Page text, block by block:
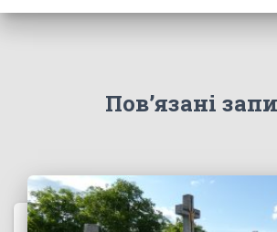
Пов’язані